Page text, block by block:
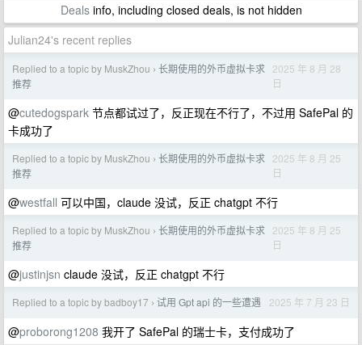
Dealsinfo, including closed deals, is not hidden
Julian24's recent replies
Replied to a topic by MuskZhou › 长期使用的外币虚拟卡求
推荐
2025 年 8 月 28
日
@cutedogspark 节点都试过了，反正现在不行了，不过用 SafePal 的
卡成功了
Replied to a topic by MuskZhou › 长期使用的外币虚拟卡求
推荐
2025 年 8 月 25
日
@westfall 可以中国，claude 没试，反正 chatgpt 不行
Replied to a topic by MuskZhou › 长期使用的外币虚拟卡求
推荐
2025 年 8 月 25
日
@justinjsn claude 没试，反正 chatgpt 不行
Replied to a topic by badboy17 › 试用 Gpt api 的一些遭遇 2025 年 7 月 23 日
@proborong1208 我开了 SafePal 的瑞士卡，支付成功了